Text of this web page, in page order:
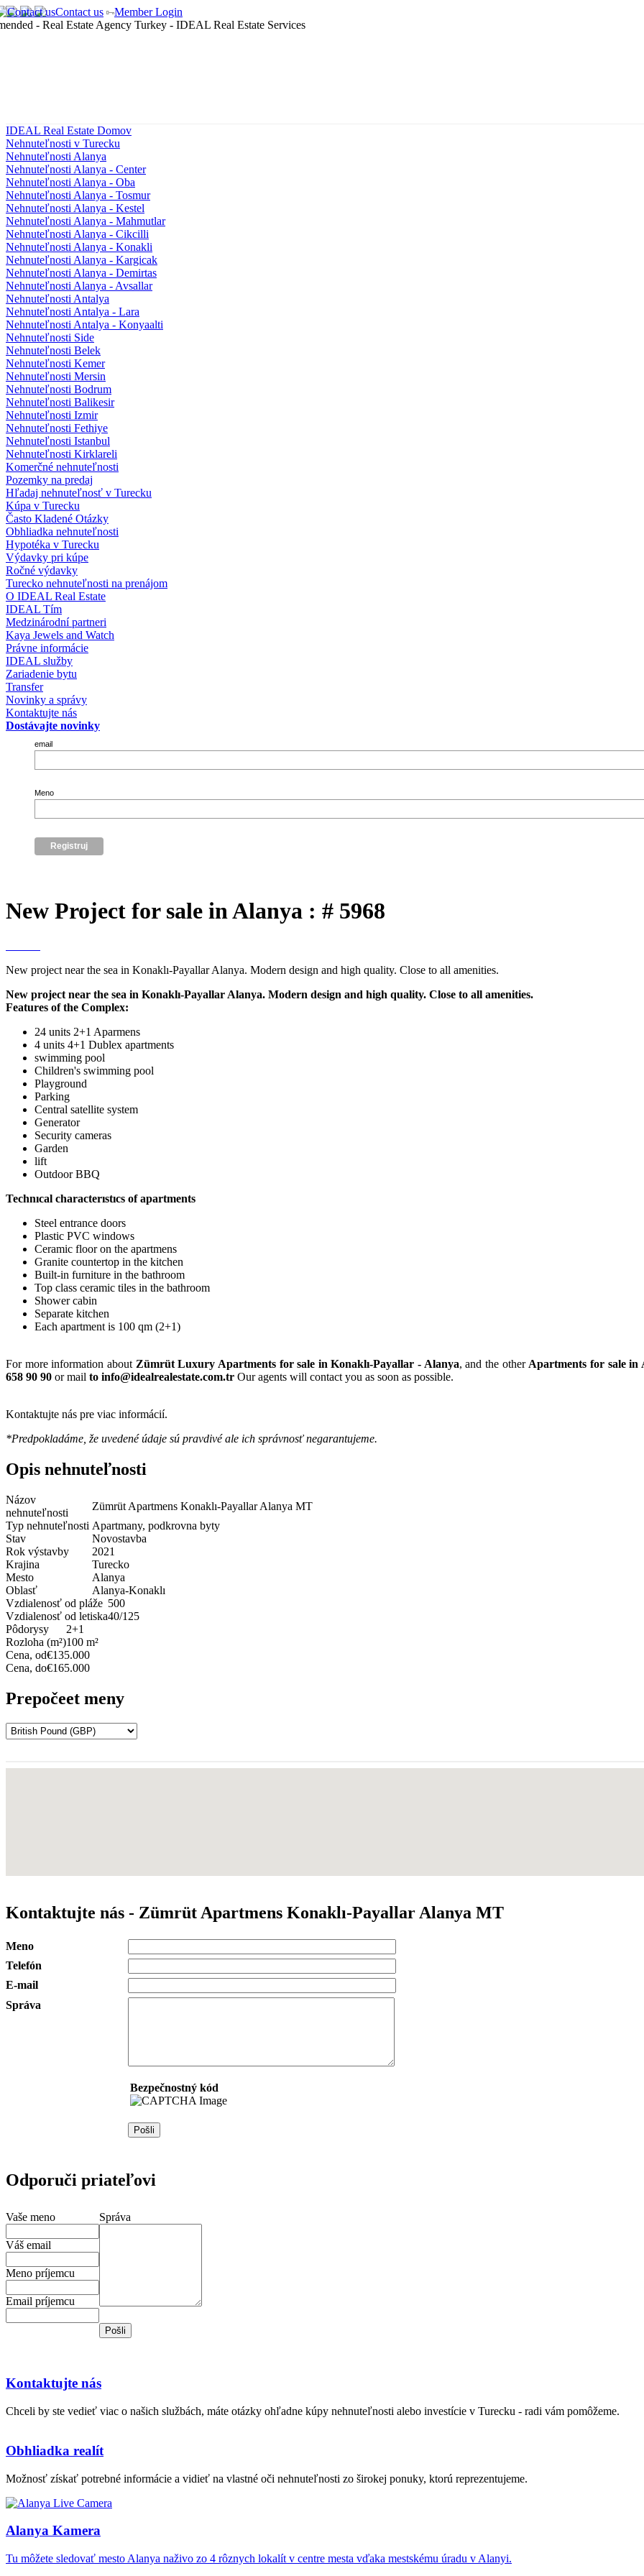
Contact us Member Login
IDEAL Real Estate Domov
Nehnuteľnosti v Turecku
Nehnuteľnosti Alanya
Nehnuteľnosti Alanya - Center
Nehnuteľnosti Alanya - Oba
Nehnuteľnosti Alanya - Tosmur
Nehnuteľnosti Alanya - Kestel
Nehnuteľnosti Alanya - Mahmutlar
Nehnuteľnosti Alanya - Cikcilli
Nehnuteľnosti Alanya - Konakli
Nehnuteľnosti Alanya - Kargicak
Nehnuteľnosti Alanya - Demirtas
Nehnuteľnosti Alanya - Avsallar
Nehnuteľnosti Antalya
Nehnuteľnosti Antalya - Lara
Nehnuteľnosti Antalya - Konyaalti
Nehnuteľnosti Side
Nehnuteľnosti Belek
Nehnuteľnosti Kemer
Nehnuteľnosti Mersin
Nehnuteľnosti Bodrum
Nehnuteľnosti Balikesir
Nehnuteľnosti Izmir
Nehnuteľnosti Fethiye
Nehnuteľnosti Istanbul
Nehnuteľnosti Kirklareli
Komerčné nehnuteľnosti
Pozemky na predaj
Hľadaj nehnuteľnosť v Turecku
Kúpa v Turecku
Často Kladené Otázky
Obhliadka nehnuteľnosti
Hypotéka v Turecku
Výdavky pri kúpe
Ročné výdavky
Turecko nehnuteľnosti na prenájom
O IDEAL Real Estate
IDEAL Tím
Medzinárodní partneri
Kaya Jewels and Watch
Právne informácie
IDEAL služby
Zariadenie bytu
Transfer
Novinky a správy
Kontaktujte nás
Dostávajte novinky
email
Meno
New Project for sale in Alanya : # 5968
New project near the sea in Konaklı-Payallar Alanya. Modern design and high quality. Close to all amenities.
New project near the sea in Konaklı-Payallar Alanya. Modern design and high quality. Close to all amenities.
Features of the Complex:
24 units 2+1 Aparmens
4 units 4+1 Dublex apartments
swimming pool
Children's swimming pool
Playground
Parking
Central satellite system
Generator
Security cameras
Garden
lift
Outdoor BBQ
Technıcal characterıstıcs of apartments
Steel entrance doors
Plastic PVC windows
Ceramic floor on the apartmens
Granite countertop in the kitchen
Built-in furniture in the bathroom
Top class ceramic tiles in the bathroom
Shower cabin
Separate kitchen
Each apartment is 100 qm (2+1)
For more information about Zümrüt Luxury Apartments for sale in Konaklı-Payallar - Alanya, and the other Apartments for sale in
658 90 90 or mail to info@idealrealestate.com.tr Our agents will contact you as soon as possible.
Kontaktujte nás pre viac informácií.
*Predpokladáme, že uvedené údaje sú pravdivé ale ich správnosť negarantujeme.
Opis nehnuteľnosti
Názov
nehnuteľnosti
Zümrüt Apartmens Konaklı-Payallar Alanya MT
Typ nehnuteľnosti Apartmany, podkrovna byty
Stav
Novostavba
Rok výstavby
2021
Krajina
Turecko
Mesto
Alanya
Oblasť
Alanya-Konaklı
Vzdialenosť od pláže 500
Vzdialenosť od letiska40/125
Pôdorysy
2+1
Rozloha (m²)100 m²
Cena, od€135.000
Cena, do€165.000
Prepočeet meny
Kontaktujte nás - Zümrüt Apartmens Konaklı-Payallar Alanya MT
Meno
Telefón
E-mail
Správa
Bezpečnostný kód
Odporuči priateľovi
Vaše meno
Váš email
Meno príjemcu
Email príjemcu
Správa
Kontaktujte nás
Chceli by ste vedieť viac o našich službách, máte otázky ohľadne kúpy nehnuteľnosti alebo investície v Turecku - radi vám pomôžeme.
Obhliadka realít
Možnosť získať potrebné informácie a vidieť na vlastné oči nehnuteľnosti zo širokej ponuky, ktorú reprezentujeme.
Alanya Kamera
Tu môžete sledovať mesto Alanya naživo zo 4 rôznych lokalít v centre mesta vďaka mestskému úradu v Alanyi.